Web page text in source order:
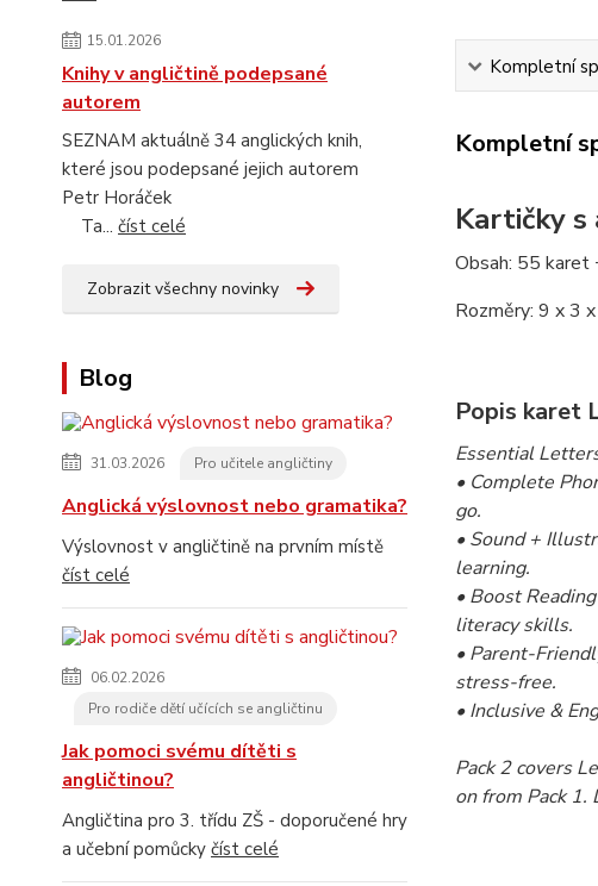
15.01.2026
Knihy v angličtině podepsané
autorem
SEZNAM aktuálně 34 anglických knih,
které jsou podepsané jejich autorem
Petr Horáček
Ta... číst celé
Zobrazit všechny novinky
Blog
31.03.2026 Pro učitele angličtiny
Anglická výslovnost nebo gramatika?
Výslovnost v angličtině na prvním místě
číst celé
06.02.2026
Pro rodiče dětí učících se angličtinu
Jak pomoci svému dítěti s
angličtinou?
Angličtina pro 3. třídu ZŠ - doporučené hry
a učební pomůcky číst celé
Kompletní
Kompletní
Kartičky s
Obsah: 55 karet
Rozměry: 9 x 3
Popis karet
Essential
• Complete
go.
• Sound +
learning.
• Boost
literacy skills.
• Parent-
stress-free.
• Inclusive &
Pack 2covers
on from Pack 1.